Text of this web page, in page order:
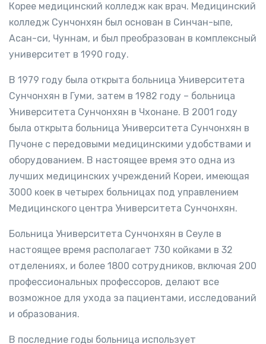
Корее медицинский колледж как врач. Медицинский
колледж Сунчонхян был основан в Синчан-ыпе,
Асан-си, Чуннам, и был преобразован в комплексный
университет в 1990 году.
В 1979 году была открыта больница Университета
Сунчонхян в Гуми, затем в 1982 году – больница
Университета Сунчонхян в Чхонане. В 2001 году
была открыта больница Университета Сунчонхян в
Пучоне с передовыми медицинскими удобствами и
оборудованием. В настоящее время это одна из
лучших медицинских учреждений Кореи, имеющая
3000 коек в четырех больницах под управлением
Медицинского центра Университета Сунчонхян.
Больница Университета Сунчонхян в Сеуле в
настоящее время располагает 730 койками в 32
отделениях, и более 1800 сотрудников, включая 200
профессиональных профессоров, делают все
возможное для ухода за пациентами, исследований
и образования.
В последние годы больница использует